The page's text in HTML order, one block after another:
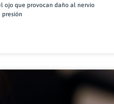
ojo que provocan daño al nervio